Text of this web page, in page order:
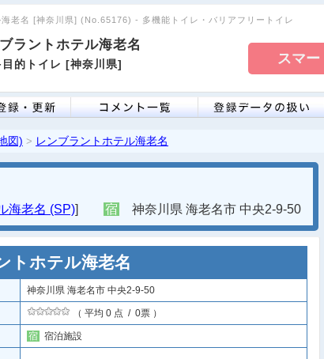
老名 [神奈川県] (No.65176) - 多機能トイレ・バリアフリートイレ
ラントホテル海老名
目的トイレ [神奈川県]
図) > レンブラントホテル海老名
海老名 (SP)] 宿 神奈川県 海老名市 中央2-9-50
トホテル海老名
神奈川県 海老名市 中央2-9-50
（ 平均 0 点 / 0票 ）
宿 宿泊施設